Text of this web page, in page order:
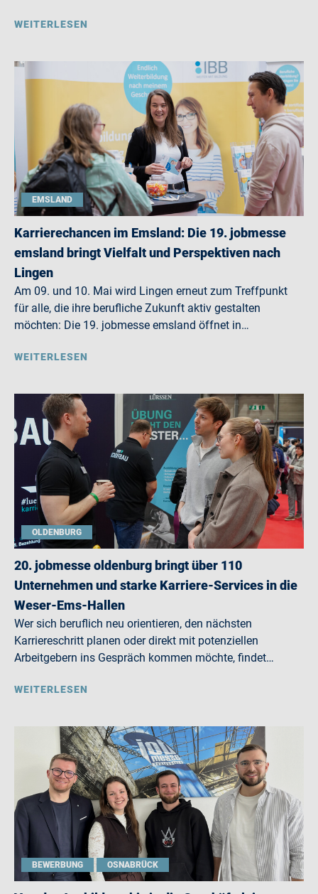
WEITERLESEN
EMSLAND
Karrierechancen im Emsland: Die 19. jobmesse
emsland bringt Vielfalt und Perspektiven nach
Lingen
Am 09. und 10. Mai wird Lingen erneut zum Treffpunkt
für alle, die ihre berufliche Zukunft aktiv gestalten
möchten: Die 19. jobmesse emsland öffnet in…
WEITERLESEN
OLDENBURG
20. jobmesse oldenburg bringt über 110
Unternehmen und starke Karriere-Services in die
Weser-Ems-Hallen
Wer sich beruflich neu orientieren, den nächsten
Karriereschritt planen oder direkt mit potenziellen
Arbeitgebern ins Gespräch kommen möchte, findet…
WEITERLESEN
BEWERBUNG OSNABRÜCK